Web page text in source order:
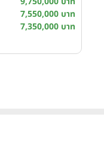
7,550,000 บาท
7,350,000 บาท